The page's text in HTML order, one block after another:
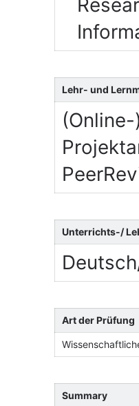
Lehr- und
Unterrichts-/
Art der Prüfung
Summary